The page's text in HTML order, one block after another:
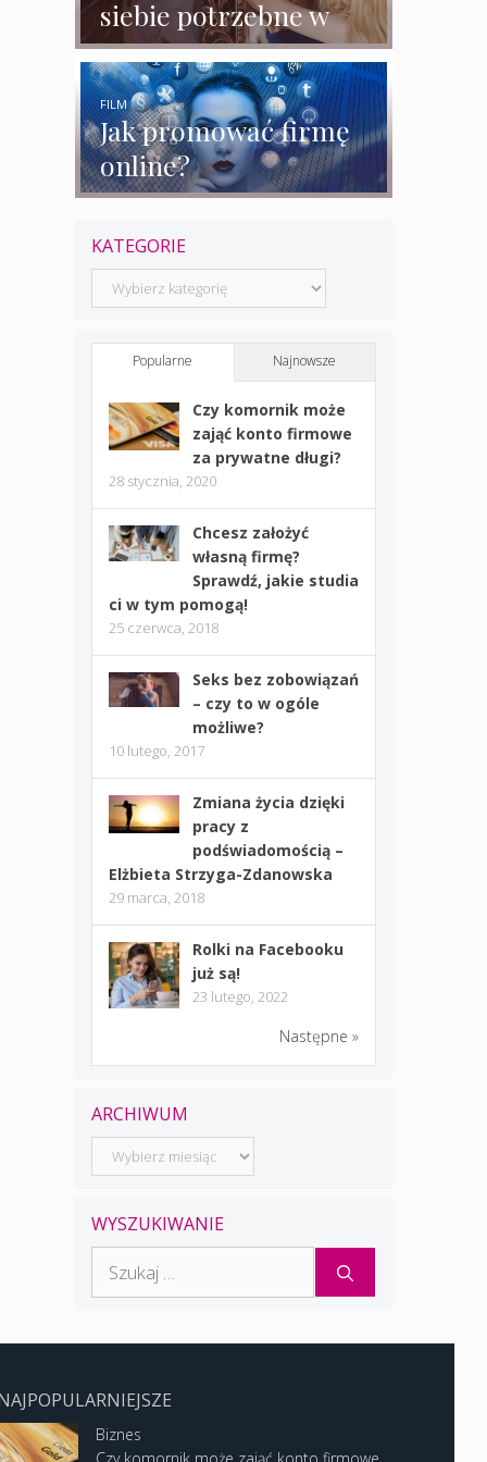
siebie potrzebne w
biznesie?
Jak promować firmę
online?
FILM
KATEGORIE
Kategorie
Popularne Najnowsze
Czy komornik może
zająć konto firmowe
za prywatne długi?
28 stycznia, 2020
Chcesz założyć
własną firmę?
Sprawdź, jakie studia
ci w tym pomogą!
25 czerwca, 2018
Seks bez zobowiązań
– czy to w ogóle
możliwe?
10 lutego, 2017
Zmiana życia dzięki
pracy z
podświadomością –
Elżbieta Strzyga-Zdanowska
29 marca, 2018
Rolki na Facebooku
już są!
23 lutego, 2022
Następne »
ARCHIWUM
Archiwum
WYSZUKIWANIE
Biznes